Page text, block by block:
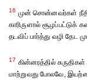
16 முன் சொன்னவர்கள்
காரிருளால்
தடவிப் பார்த்து வழி தேட
17 கின்னரத்தில்
மாற்றுவது போலவே,